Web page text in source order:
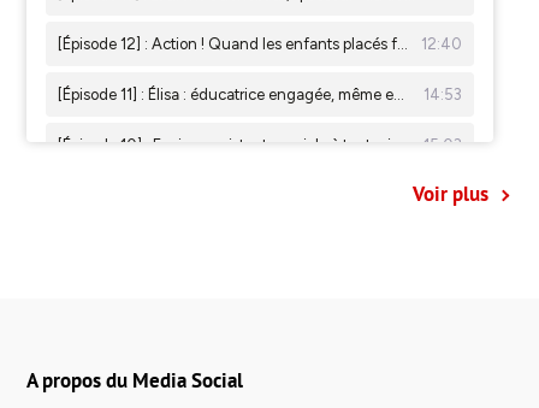
Voir plus
A propos du Media Social